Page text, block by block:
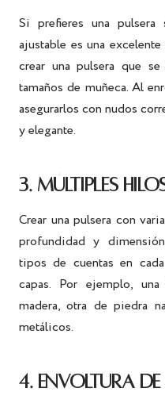
Si prefieres una
ajustable es una
crear una pulsera que
tamaños de muñeca. Al
asegurarlos con nudos
y elegante.
3. MÚLTIPLES
Crear una pulsera con
profundidad y
tipos de cuentas en
capas. Por ejemplo,
madera, otra de piedra
metálicos.
4. ENVOLTURA